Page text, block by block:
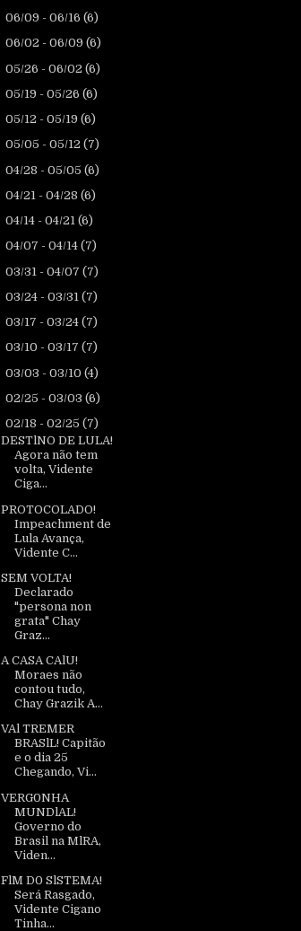
06/09 - 06/16 (6)
06/02 - 06/09 (6)
05/26 - 06/02 (6)
05/19 - 05/26 (6)
05/12 - 05/19 (6)
05/05 - 05/12 (7)
04/28 - 05/05 (6)
04/21 - 04/28 (6)
04/14 - 04/21 (6)
04/07 - 04/14 (7)
03/31 - 04/07 (7)
03/24 - 03/31 (7)
03/17 - 03/24 (7)
03/10 - 03/17 (7)
03/03 - 03/10 (4)
02/25 - 03/03 (6)
02/18 - 02/25 (7)
DESTlNO DE LULA!
Agora não tem
volta, Vidente
Ciga...
PROTOCOLADO!
Impeachment de
Lula Avança,
Vidente C...
SEM VOLTA!
Declarado
"persona non
grata" Chay
Graz...
A CASA CAlU!
Moraes não
contou tudo,
Chay Grazik A...
VAl TREMER
BRASlL! Capitão
e o dia 25
Chegando, Vi...
VERG0NHA
MUNDlAL!
Governo do
Brasil na MlRA,
Viden...
FlM D0 SlSTEMA!
Será Rasgado,
Vidente Cigano
Tinha...